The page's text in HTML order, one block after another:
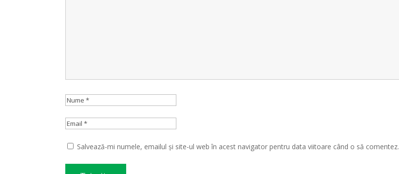
Salvează-mi numele, emailul și site-ul web în acest navigator pentru data viitoare când o să comentez.